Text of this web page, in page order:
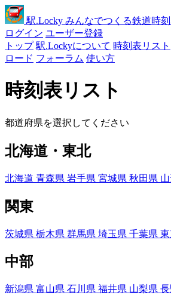
駅.Locky みんなでつくる鉄道時
ログイン ユーザー登録
トップ 駅.Lockyについて 時刻表リスト
ロード フォーラム 使い方
時刻表リスト
都道府県を選択してください
北海道・東北
北海道 青森県 岩手県 宮城県 秋田県
関東
茨城県 栃木県 群馬県 埼玉県 千葉県
中部
新潟県 富山県 石川県 福井県 山梨県